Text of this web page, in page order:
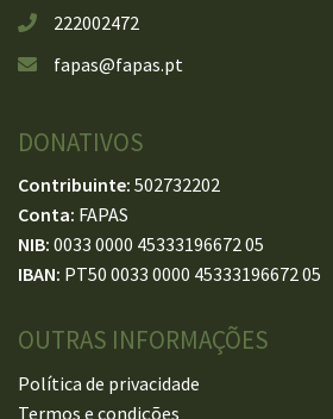
222002472
fapas@fapas.pt
DONATIVOS
Contribuinte: 502732202
Conta: FAPAS
NIB: 0033 0000 45333196672 05
IBAN: PT50 0033 0000 45333196672 05
OUTRAS INFORMAÇÕES
Política de privacidade
Termos e condições